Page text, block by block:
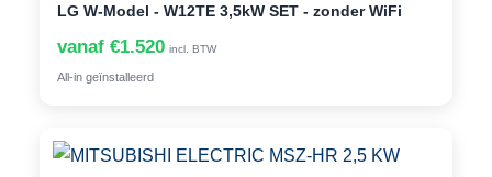
LG W-Model - W12TE 3,5kW SET - zonder WiFi
vanaf €1.520 incl. BTW
All-in geïnstalleerd